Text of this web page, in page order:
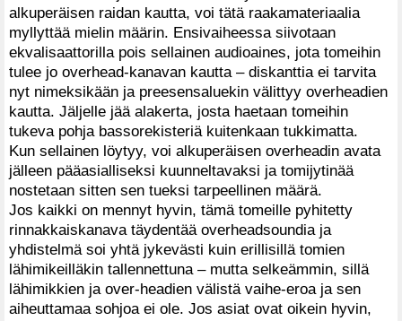
alkuperäisen raidan kautta, voi tätä raakamateriaalia
myllyttää mielin määrin. Ensivaiheessa siivotaan
ekvalisaattorilla pois sellainen audioaines, jota tomeihin
tulee jo overhead-kanavan kautta – diskanttia ei tarvita
nyt nimeksikään ja preesensaluekin välittyy overheadien
kautta. Jäljelle jää alakerta, josta haetaan tomeihin
tukeva pohja bassorekisteriä kuitenkaan tukkimatta.
Kun sellainen löytyy, voi alkuperäisen overheadin avata
jälleen pääasialliseksi kuunneltavaksi ja tomijytinää
nostetaan sitten sen tueksi tarpeellinen määrä.
Jos kaikki on mennyt hyvin, tämä tomeille pyhitetty
rinnakkaiskanava täydentää overheadsoundia ja
yhdistelmä soi yhtä jykevästi kuin erillisillä tomien
lähimikeilläkin tallennettuna – mutta selkeämmin, sillä
lähimikkien ja over-headien välistä vaihe-eroa ja sen
aiheuttamaa sohjoa ei ole. Jos asiat ovat oikein hyvin,